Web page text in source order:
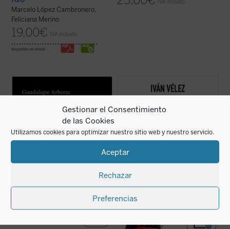
Gestionar el Consentimiento
de las Cookies
Utilizamos cookies para optimizar nuestro sitio web y nuestro servicio.
Aceptar
Rechazar
Preferencias
Marcelo López Cambronero,
Feliciana Merino
19,00€ IVA incluido
disponible en ebook:
IVA incluido
su autora observa, siente y piensa a lo
largo de unos intensos meses que,
tener una mirada transparente sobre sus
cosas y personas. Es el retrato de una
El mito de Cortésse aborda la figura del
conquistador español desde las visiones
que de él se han tenido a lo largo de los
contemporáneos y llegando hasta las de